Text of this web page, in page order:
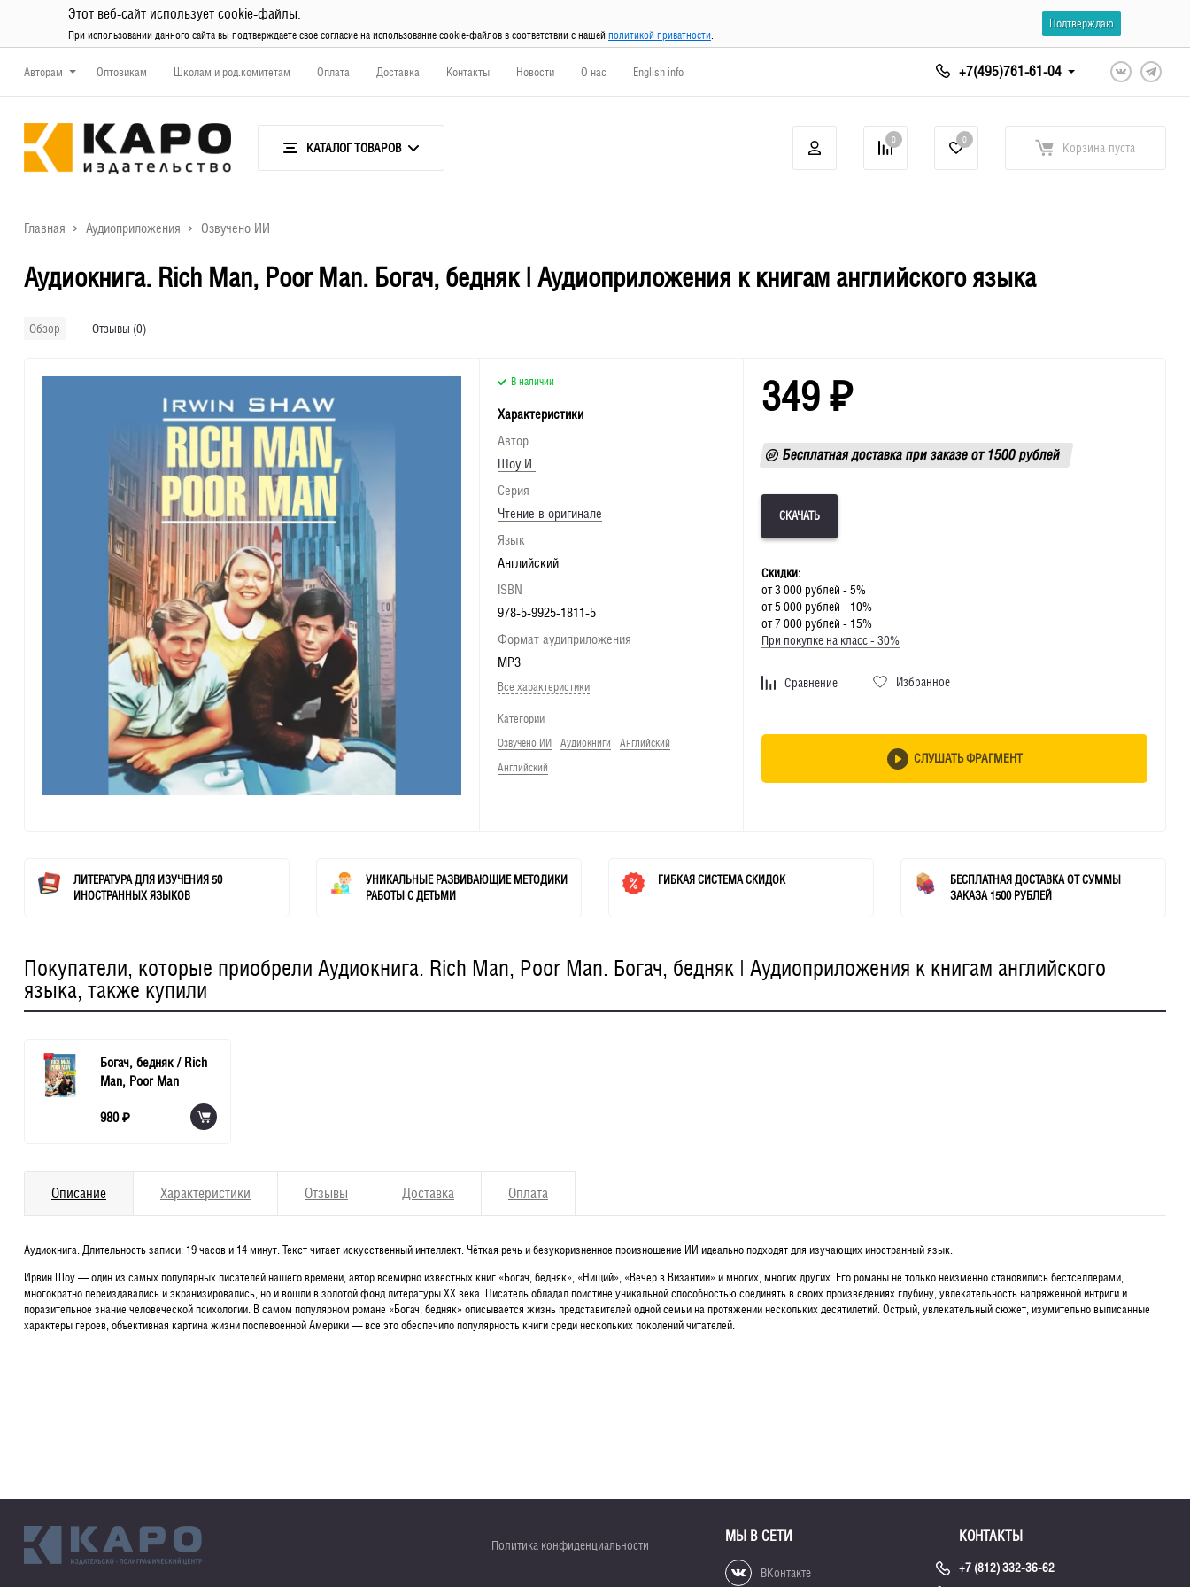
Этот веб-сайт использует cookie-файлы.
При использовании данного сайта вы подтверждаете свое согласие на использование cookie-файлов в соответствии с нашей политикой приватности.
Подтверждаю
Авторам Оптовикам Школам и род.комитетам Оплата Доставка Контакты Новости О нас English info +7(495)761-61-04
КАТАЛОГ ТОВАРОВ
0 0
Корзина пуста
Главная Аудиоприложения Озвучено ИИ
Аудиокнига. Rich Man, Poor Man. Богач, бедняк | Аудиоприложения к книгам английского языка
Обзор Отзывы (0)
В наличии
Характеристики
Автор
Шоу И.
Серия
Чтение в оригинале
Язык
Английский
ISBN
978-5-9925-1811-5
Формат аудиприложения
MP3
Все характеристики
Категории
Озвучено ИИ Аудиокниги
Английский
Английский
349 ₽
Бесплатная доставка при заказе от 1500 рублей
Скидки:
от 3 000 рублей - 5%
от 5 000 рублей - 10%
от 7 000 рублей - 15%
При покупке на класс - 30%
Сравнение Избранное
СЛУШАТЬ ФРАГМЕНТ
ЛИТЕРАТУРА ДЛЯ ИЗУЧЕНИЯ 50
ИНОСТРАННЫХ ЯЗЫКОВ
УНИКАЛЬНЫЕ РАЗВИВАЮЩИЕ МЕТОДИКИ
РАБОТЫ С ДЕТЬМИ
ГИБКАЯ СИСТЕМА СКИДОК
БЕСПЛАТНАЯ ДОСТАВКА ОТ СУММЫ
ЗАКАЗА 1500 РУБЛЕЙ
Покупатели, которые приобрели Аудиокнига. Rich Man, Poor Man. Богач, бедняк | Аудиоприложения к книгам английского
языка, также купили
Богач, бедняк / Rich
Man, Poor Man
980₽
Описание Характеристики Отзывы Доставка Оплата
Аудиокнига. Длительность записи: 19 часов и 14 минут. Текст читает искусственный интеллект. Чёткая речь и безукоризненное произношение ИИ идеально подходят для изучающих иностранный язык.
Ирвин Шоу — один из самых популярных писателей нашего времени, автор всемирно известных книг «Богач, бедняк», «Нищий», «Вечер в Византии» и многих, многих других. Его романы не только неизменно становились бестселлерами,
многократно переиздавались и экранизировались, но и вошли в золотой фонд литературы ХХ века. Писатель обладал поистине уникальной способностью соединять в своих произведениях глубину, увлекательность напряженной интриги и
поразительное знание человеческой психологии. В самом популярном романе «Богач, бедняк» описывается жизнь представителей одной семьи на протяжении нескольких десятилетий. Острый, увлекательный сюжет, изумительно выписанные
характеры героев, объективная картина жизни послевоенной Америки — все это обеспечило популярность книги среди нескольких поколений читателей.
Политика конфиденциальности
МЫ В СЕТИ
ВКонтакте
КОНТАКТЫ
+7 (812) 332-36-62